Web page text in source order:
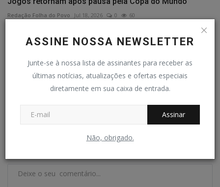
ASSINE NOSSA NEWSLETTER
Junte-se à nossa lista de assinantes para receber as
últimas notícias, atualizações e ofertas especiais
diretamente em sua caixa de entrada.
Assinar
Não, obrigado.
Redação Folha do Povo Jul 18, 2026 0 60
COMENTÁRIOS